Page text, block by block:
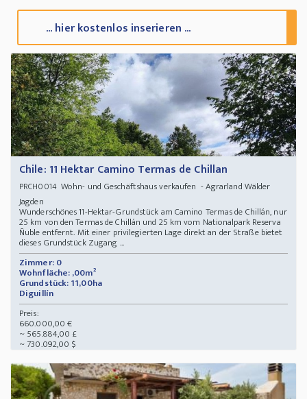
... hier kostenlos inserieren ...
Chile: 11 Hektar Camino Termas de Chillan
PRCH0014Wohn- und Geschäftshaus verkaufen - Agrarland Wälder
Jagden
Wunderschönes 11-Hektar-Grundstück am Camino Termas de Chillán, nur
25 km von den Termas de Chillán und 25 km vom Nationalpark Reserva
Ñuble entfernt. Mit einer privilegierten Lage direkt an der Straße bietet
dieses Grundstück Zugang ...
Zimmer: 0
Wohnfläche: ,00m²
Grundstück: 11,00ha
Diguillín
Preis:
660.000,00 €
~ 565.884,00 £
~ 730.092,00 $